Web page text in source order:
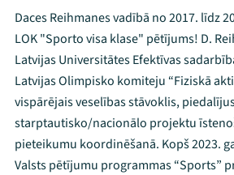
Daces Reihmanes vadībā no 2017. līdz
LOK "Sporto visa klase" pētījums! D.
Latvijas Universitātes Efektīvas
Latvijas Olimpisko komiteju “Fiziskā
vispārējais veselības stāvoklis,
starptautisko/nacionālo projektu
pieteikumu koordinēšanā. Kopš 2023.
Valsts pētījumu programmas “Sports”